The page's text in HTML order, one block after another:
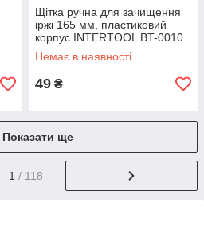
Щітка ручна для зачищення
іржі 165 мм, пластиковий
корпус INTERTOOL BT-0010
Немає в наявності
49 ₴
Показати ще
1 / 118